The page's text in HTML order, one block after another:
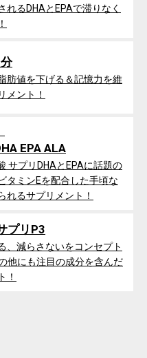
れるDHAとEPAで滞りなく
肪値を下げる＆記憶力を維
メント！
EPA ALA
サプリDHAとEPAに話題の
タミンEを配合した手頃な
れるサプリメント！
プリP3
、減らさないをコンセプト
他にも注目の成分を含んだ
！